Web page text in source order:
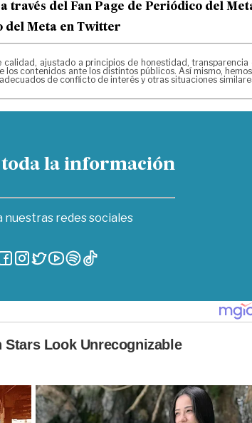
través del Fan Page de Periódico del
del Meta en Twitter
calidad, ajustado a principios de honestidad,
contenidos ante los distintos públicos. Así mismo,
de conflicto de interés y otras situaciones
toda la información
nuestras redes sociales